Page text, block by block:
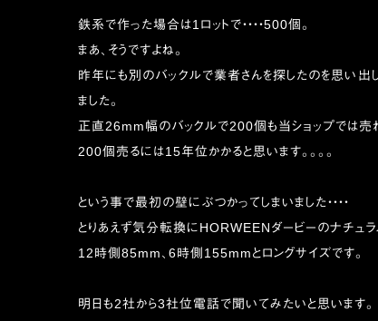
鉄系で作った場合は1ロットで・・・・500個。
まあ、そうですよね。
昨年にも別のバックルで業者さんを探したのを思い出
ました。
正直26mm幅のバックルで200個も当ショップでは売
200個売るには15年位かかると思います。。。。
という事で最初の壁にぶつかってしまいました・・・・
とりあえず気分転換にHORWEENダービーのナチュラ
12時側85mm、6時側155mmとロングサイズです。
明日も2社から3社位電話で聞いてみたいと思います。